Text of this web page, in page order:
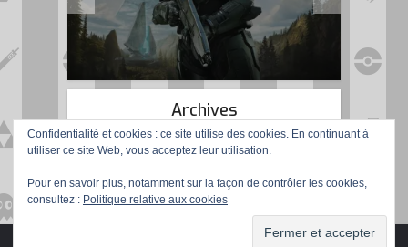
Archives
Confidentialité et cookies : ce site utilise des cookies. En continuant à
utiliser ce site Web, vous acceptez leur utilisation.
Pour en savoir plus, notamment sur la façon de contrôler les cookies,
consultez : Politique relative aux cookies